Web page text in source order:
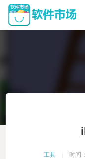
工具 时间